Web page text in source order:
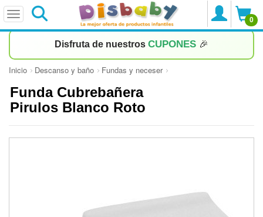
0
Disfruta de nuestros CUPONES 🎉
Inicio Descanso y baño Fundas y neceser
Funda Cubrebañera
Pirulos Blanco Roto